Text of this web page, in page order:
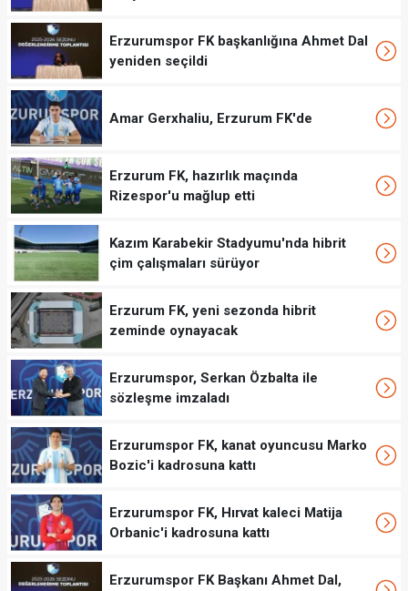
Erzurumspor FK başkanlığına Ahmet Dal
yeniden seçildi
Amar Gerxhaliu, Erzurum FK'de
Erzurum FK, hazırlık maçında
Rizespor'u mağlup etti
Kazım Karabekir Stadyumu'nda hibrit
çim çalışmaları sürüyor
Erzurum FK, yeni sezonda hibrit
zeminde oynayacak
Erzurumspor, Serkan Özbalta ile
sözleşme imzaladı
Erzurumspor FK, kanat oyuncusu Marko
Bozic'i kadrosuna kattı
Erzurumspor FK, Hırvat kaleci Matija
Orbanic'i kadrosuna kattı
Erzurumspor FK Başkanı Ahmet Dal,